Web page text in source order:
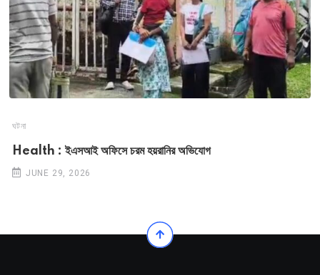
ঘটনা
Health : ইএসআই অফিসে চরম হয়রানির অভিযোগ
JUNE 29, 2026